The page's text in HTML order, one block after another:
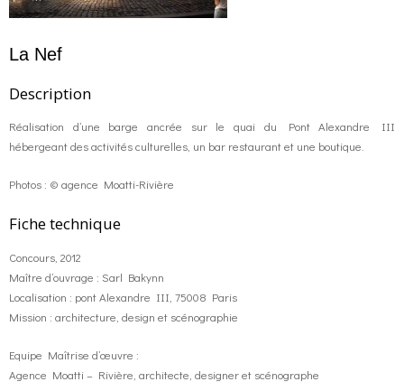
La Nef
Description
Réalisation d’une barge ancrée sur le quai du Pont Alexandre III
hébergeant des activités culturelles, un bar restaurant et une boutique.
Photos : © agence Moatti-Rivière
Fiche technique
Concours, 2012
Maître d’ouvrage : Sarl Bakynn
Localisation : pont Alexandre III, 75008 Paris
Mission : architecture, design et scénographie
Equipe Maîtrise d’œuvre :
Agence Moatti – Rivière, architecte, designer et scénographe